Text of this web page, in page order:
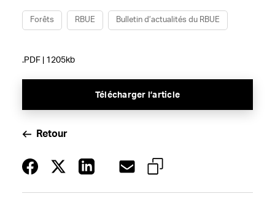
Forêts RBUE Bulletin d’actualités du RBUE
.PDF | 1205kb
Télécharger l’article
Retour